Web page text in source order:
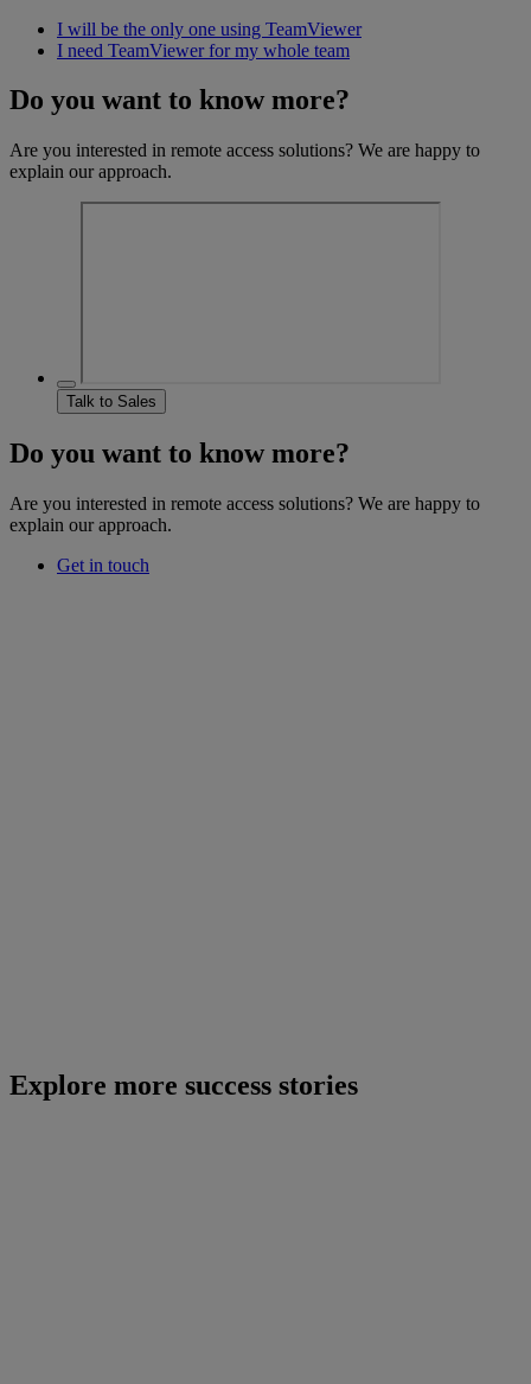
I will be the only one using TeamViewer
I need TeamViewer for my whole team
Do you want to know more?
Are you interested in remote access solutions? We are happy to
explain our approach.
Talk to Sales
Do you want to know more?
Are you interested in remote access solutions? We are happy to
explain our approach.
Get in touch
Explore more success stories